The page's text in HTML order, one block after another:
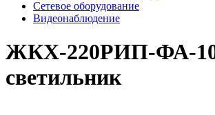
Сетевое оборудование
Видеонаблюдение
ЖКХ-220РИП-ФА-
светильник